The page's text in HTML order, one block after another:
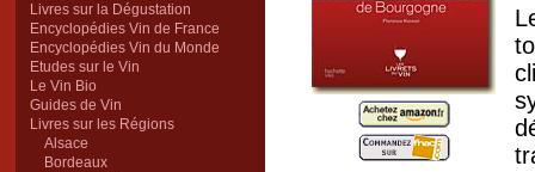
Livres sur la Dégustation
Encyclopédies Vin de France
Encyclopédies Vin du Monde
Etudes sur le Vin
Le Vin Bio
Guides de Vin
Livres sur les Régions
Alsace
Bordeaux